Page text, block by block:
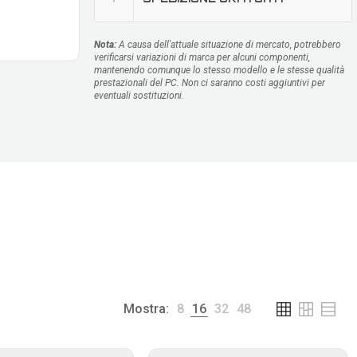
Nota:A causa dell'attuale situazione di mercato, potrebbero
verificarsi variazioni di marca per alcuni componenti,
mantenendo comunque lo stesso modello e le stesse qualità
prestazionali del PC. Non ci saranno costi aggiuntivi per
eventuali sostituzioni.
Mostra: 8 16 32 48